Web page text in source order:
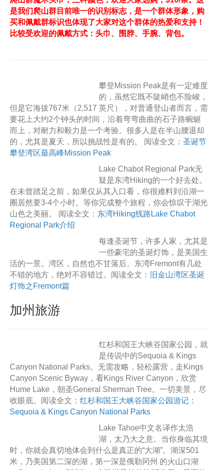
是我们爬山群目前唯一的识别标志，是一个群体形象，购
买和佩戴群标识也体现了大家对这个群体的热爱和支持！
比较受欢迎的佩戴方式：头巾、围脖、手腕、背包。
攀登Mission Peak是有一定难度
的，虽然它既不陡峭也不险峻，
但是它海拔767米（2,517 英尺），对普通登山者而言，需
要花上大约2个钟头的时间，沿着弯弯曲曲的石子路蜿蜒
而上，对耐力和毅力是一个考验。很多人是在半山腰退却
的，尤其是夏天，所以挑战性是有的。 阅读全文： 圣诞节
攀登湾区最高峰Mission Peak
Lake Chabot Regional Park无
疑是东湾Hiking的一个好去处。
在未曾踏足之前，如果仅从其入口看，你很难料到沿湖一
圈居然要3-4个小时。等你完成整个旅程，你会惊叹于湖光
山色之美丽。 阅读全文： 东湾Hiking线路Lake Chabot
Regional Park介绍
每逢圣诞节，许多人家，尤其是
一些豪宅的圣诞灯饰，是美国生
活的一景。湾区，自然也不甘落后。东湾Fremont有几处
不错的地方，绝对不容错过。阅读全文：
旧金山湾区圣诞
灯饰之Fremont篇
加州旅游
红杉和国王大峡谷国家公园，就
是传说中的Sequoia & Kings
Canyon National Parks。无需攻略，轻松露营，走Kings
Canyon Scenic Byway，看Kings River Canyon，欣赏
Hume Lake，朝圣General Sherman Tree。一切美景，尽
收眼底。阅读全文： 红杉和国王大峡谷国家公园游记：
Sequoia & Kings Canyon National Parks
Lake Tahoe中文名译作太浩
湖，太乃大之意。当你身临其境
时，你就会真切地体会到什么是真正的“大湖”。湖深501
米，乃美国第二深的湖，第一深是俄勒冈州 的火山口湖